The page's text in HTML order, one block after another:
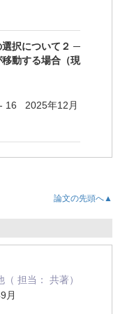
選択について２ ─
動する場合（現
16 2025年12月
論文の先頭へ▲
担当： 共著）
月